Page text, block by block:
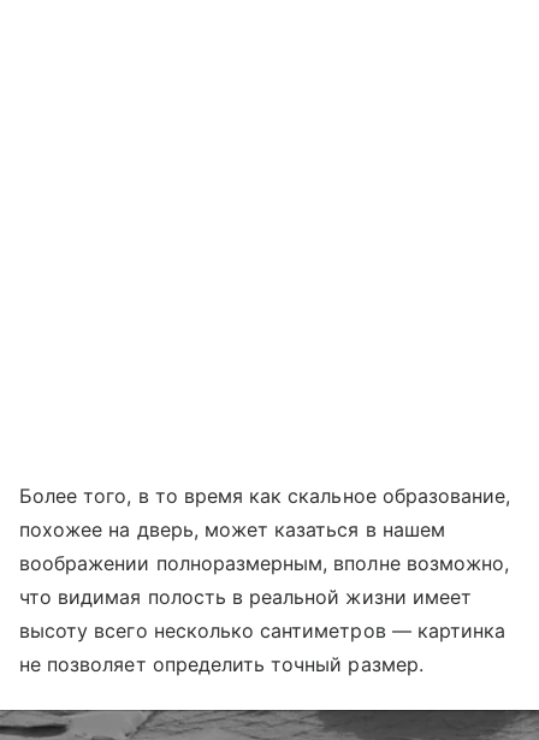
Более того, в то время как скальное образование,
похожее на дверь, может казаться в нашем
воображении полноразмерным, вполне возможно,
что видимая полость в реальной жизни имеет
высоту всего несколько сантиметров — картинка
не позволяет определить точный размер.